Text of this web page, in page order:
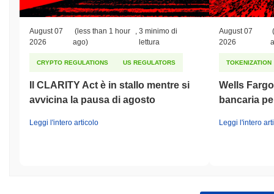
August 07
2026
(less than 1 hour
ago)
3 minimo di
lettura
CRYPTO REGULATIONS US REGULATORS
Il CLARITY Act è in stallo mentre si
avvicina la pausa di agosto
Leggi l'intero articolo
August 07
2026
TOKENIZATION
Wells
bancaria
Leggi l'intero